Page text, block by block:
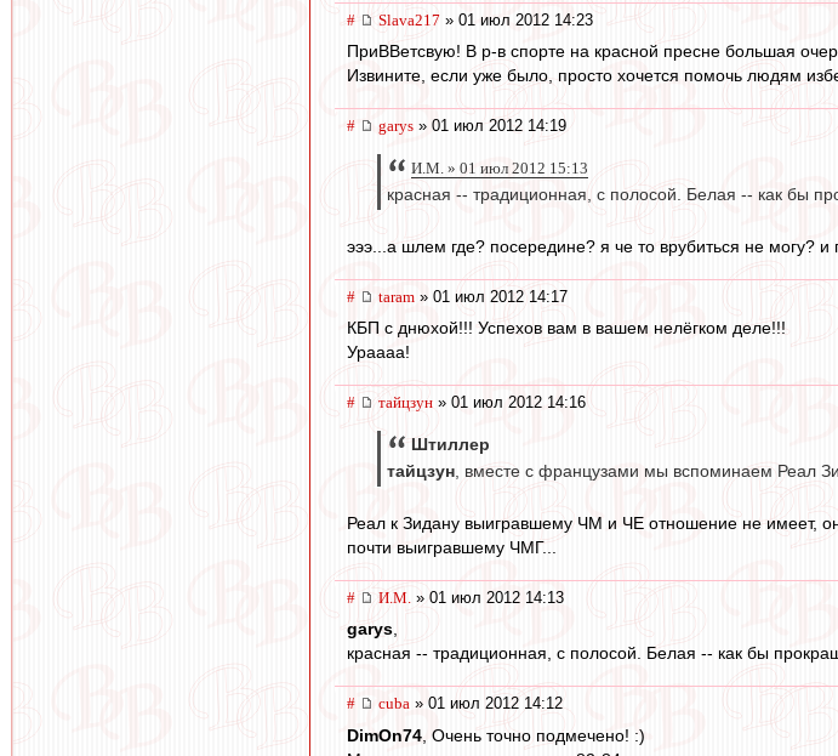
# Slava217 » 01 июл 2012 14:23
ПриВВетсвую! В р-в спорте на красной пресне большая
Извините, если уже было, просто хочется помочь людям
# garys » 01 июл 2012 14:19
И.М. » 01 июл 2012 15:13
красная -- традиционная, с полосой. Белая -- как бы
эээ...а шлем где? посередине? я че то врубиться не могу?
# taram » 01 июл 2012 14:17
КБП с днюхой!!! Успехов вам в вашем нелёгком деле!!!
Ураааа!
# тайцзун » 01 июл 2012 14:16
Штиллер
тайцзун , вместе с французами мы вспоминаем Реал
Реал к Зидану выигравшему ЧМ и ЧЕ отношение не имеет,
почти выигравшему ЧМГ...
# И.М. » 01 июл 2012 14:13
garys,
красная -- традиционная, с полосой. Белая -- как бы
# cuba » 01 июл 2012 14:12
DimOn74 , Очень точно подмечено! :)